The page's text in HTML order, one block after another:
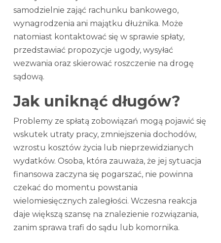
samodzielnie zająć rachunku bankowego,
wynagrodzenia ani majątku dłużnika. Może
natomiast kontaktować się w sprawie spłaty,
przedstawiać propozycje ugody, wysyłać
wezwania oraz skierować roszczenie na drogę
sądową.
Jak uniknąć długów?
Problemy ze spłatą zobowiązań mogą pojawić się
wskutek utraty pracy, zmniejszenia dochodów,
wzrostu kosztów życia lub nieprzewidzianych
wydatków. Osoba, która zauważa, że jej sytuacja
finansowa zaczyna się pogarszać, nie powinna
czekać do momentu powstania
wielomiesięcznych zaległości. Wczesna reakcja
daje większą szansę na znalezienie rozwiązania,
zanim sprawa trafi do sądu lub komornika.